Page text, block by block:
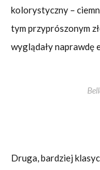
kolorystyczny –
tym przyprószonym
wyglądały naprawdę
Druga, bardziej